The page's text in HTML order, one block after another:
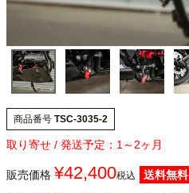
商品番号 TSC-3035-2
1～2ヶ月
販売価格 ¥42,400税込
送料無料